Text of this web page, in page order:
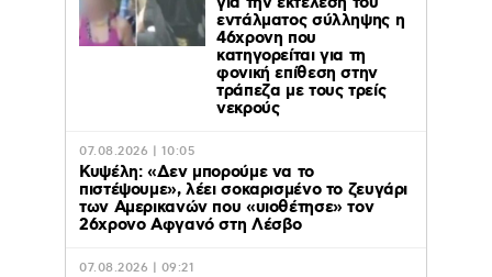
εντάλματος σύλληψης η
46χρονη που
κατηγορείται για τη
φονική επίθεση στην
τράπεζα με τους τρείς
νεκρούς
07.08.2026 | 10:05
Κυψέλη: «Δεν μπορούμε να το
πιστέψουμε», λέει σοκαρισμένο το ζευγάρι
των Αμερικανών που «υιοθέτησε» τον
26χρονο Αφγανό στη Λέσβο
07.08.2026 | 09:21